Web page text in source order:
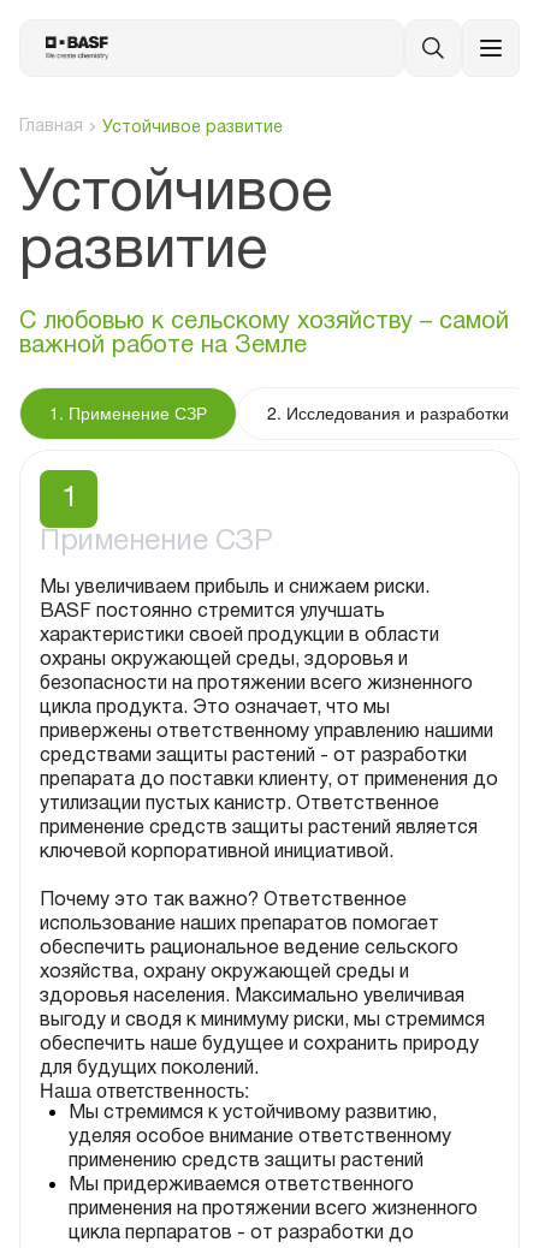
Главная Устойчивое развитие
Устойчивое
развитие
С любовью к сельскому хозяйству – самой
важной работе на Земле
1. Применение СЗР 2. Исследования и разработки
1
Применение СЗР
Мы увеличиваем прибыль и снижаем риски.
BASF постоянно стремится улучшать
характеристики своей продукции в области
охраны окружающей среды, здоровья и
безопасности на протяжении всего жизненного
цикла продукта. Это означает, что мы
привержены ответственному управлению нашими
средствами защиты растений - от разработки
препарата до поставки клиенту, от применения до
утилизации пустых канистр. Ответственное
применение средств защиты растений является
ключевой корпоративной инициативой.
Почему это так важно? Ответственное
использование наших препаратов помогает
обеспечить рациональное ведение сельского
хозяйства, охрану окружающей среды и
здоровья населения. Максимально увеличивая
выгоду и сводя к минимуму риски, мы стремимся
обеспечить наше будущее и сохранить природу
для будущих поколений.
Наша ответственность:
Мы стремимся к устойчивому развитию,
уделяя особое внимание ответственному
применению средств защиты растений
Мы придерживаемся ответственного
применения на протяжении всего жизненного
цикла перпаратов - от разработки до